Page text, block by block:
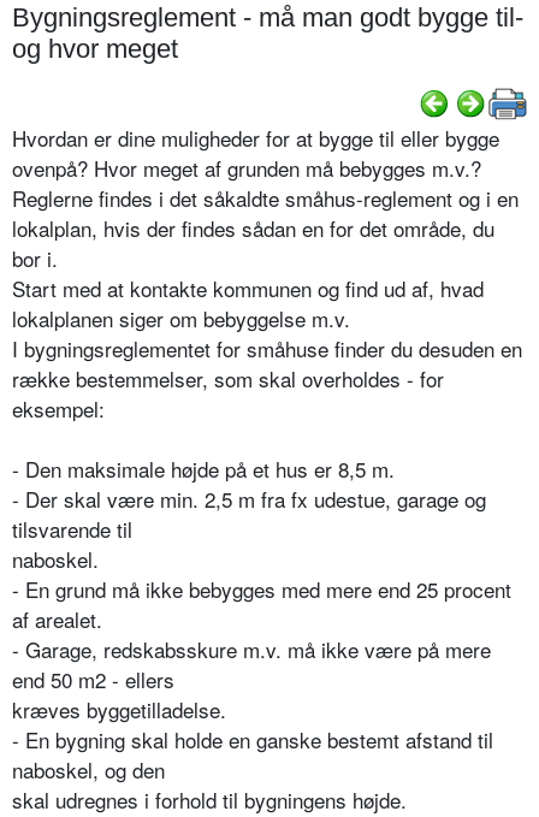
Bygningsreglement - må man godt bygge til-
og hvor meget
Hvordan er dine muligheder for at bygge til eller bygge
ovenpå? Hvor meget af grunden må bebygges m.v.?
Reglerne findes i det såkaldte småhus-reglement og i en
lokalplan, hvis der findes sådan en for det område, du
bor i.
Start med at kontakte kommunen og find ud af, hvad
lokalplanen siger om bebyggelse m.v.
I bygningsreglementet for småhuse finder du desuden en
række bestemmelser, som skal overholdes - for
eksempel:
- Den maksimale højde på et hus er 8,5 m.
- Der skal være min. 2,5 m fra fx udestue, garage og
tilsvarende til
naboskel.
- En grund må ikke bebygges med mere end 25 procent
af arealet.
- Garage, redskabsskure m.v. må ikke være på mere
end 50 m2 - ellers
kræves byggetilladelse.
- En bygning skal holde en ganske bestemt afstand til
naboskel, og den
skal udregnes i forhold til bygningens højde.